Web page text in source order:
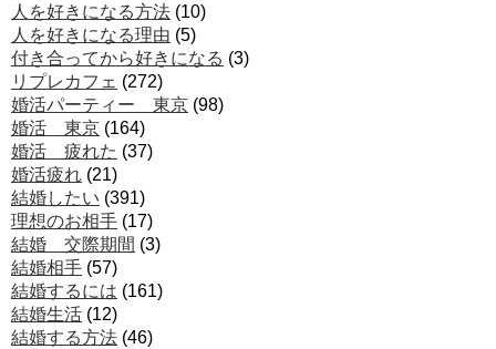
人を好きになる方法 (10)
人を好きになる理由 (5)
付き合ってから好きになる (3)
リプレカフェ (272)
婚活パーティー 東京 (98)
婚活 東京 (164)
婚活 疲れた (37)
婚活疲れ (21)
結婚したい (391)
理想のお相手 (17)
結婚 交際期間 (3)
結婚相手 (57)
結婚するには (161)
結婚生活 (12)
結婚する方法 (46)